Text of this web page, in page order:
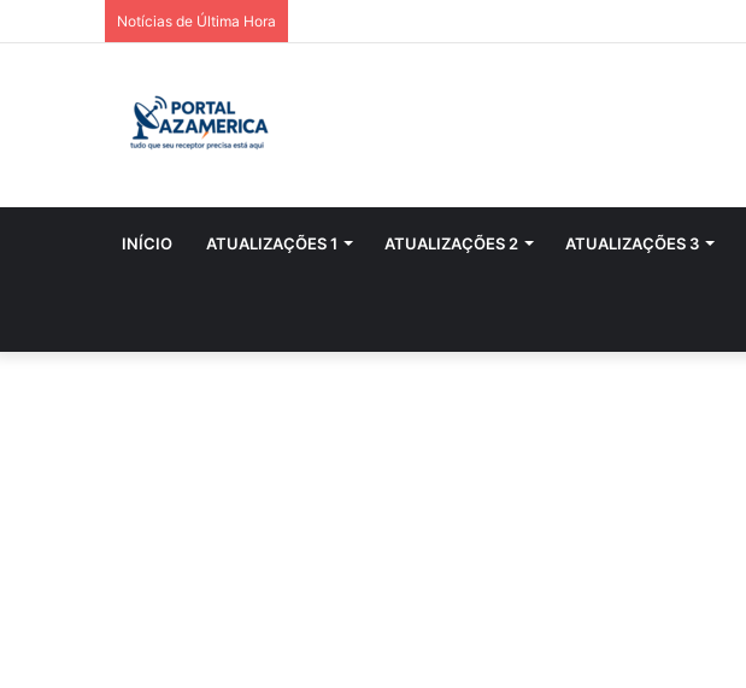
Notícias de Última Hora
INÍCIO ATUALIZAÇÕES 1 ATUALIZAÇÕES 2 ATUALIZAÇÕES 3